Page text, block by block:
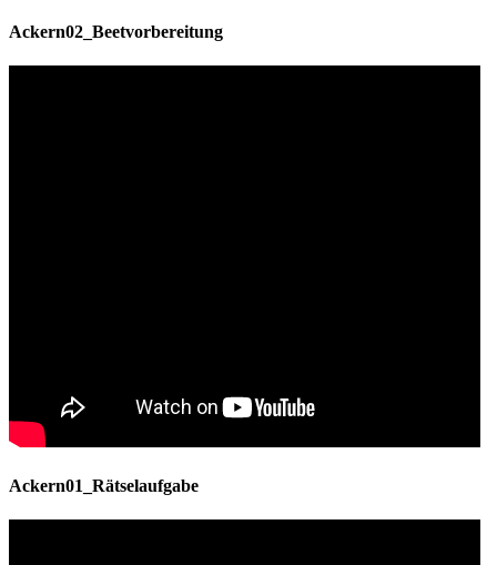
Ackern02_Beetvorbereitung
Ackern01_Rätselaufgabe